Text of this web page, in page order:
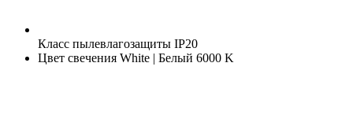
Класс пылевлагозащиты IP20
Цвет свечения White | Белый 6000 K